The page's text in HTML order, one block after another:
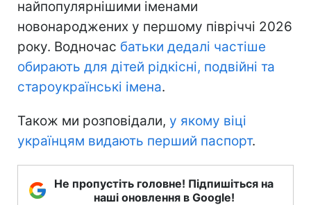
найпопулярнішими іменами
новонароджених у першому півріччі 2026
року. Водночас батьки дедалі частіше
обирають для дітей рідкісні, подвійні та
староукраїнські імена.
Також ми розповідали, у якому віці
українцям видають перший паспорт.
Не пропустіть головне! Підпишіться на
наші оновлення в Google!